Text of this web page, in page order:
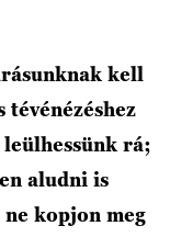
kell
leülhessünk rá;
aludni is
kopjon meg